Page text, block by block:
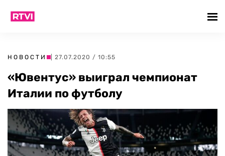
НОВОСТИ | 27.07.2020 / 10:55
«Ювентус» выиграл чемпионат
Италии по футболу